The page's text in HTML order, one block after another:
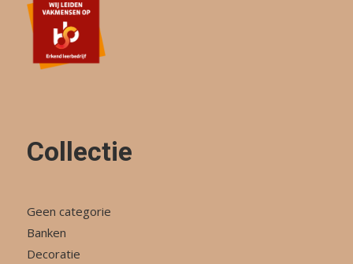
Collectie
Geen categorie
Banken
Decoratie